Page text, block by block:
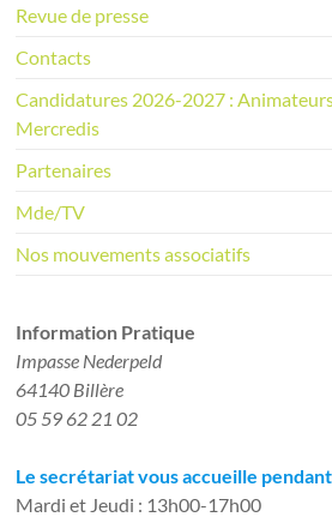
Revue de presse
Contacts
Candidatures 2026-2027 :
Mercredis
Partenaires
Mde/TV
Nos mouvements associatifs
Information Pratique​
Impasse Nederpeld
64140 Billère
05 59 62 21 02
Le secrétariat vous accueille
Mardi et Jeudi : 13h00-17h00